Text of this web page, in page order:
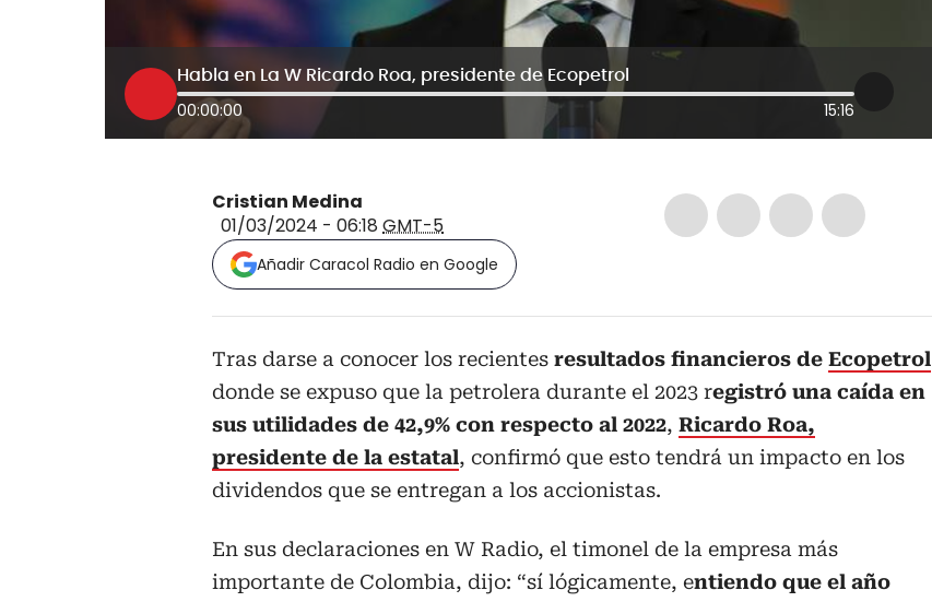
Habla en La W Ricardo Roa, presidente de Ecopetrol
00:00:00 15:16
Cristian Medina
01/03/2024 - 06:18 GMT-5
Añadir Caracol Radio en Google
Tras darse a conocer los recientes resultados financieros de Ecopetrol
donde se expuso que la petrolera durante el 2023 registró una caída en
sus utilidades de 42,9% con respecto al 2022, Ricardo Roa,
presidente de la estatal, confirmó que esto tendrá un impacto en los
dividendos que se entregan a los accionistas.
En sus declaraciones en W Radio, el timonel de la empresa más
importante de Colombia, dijo: “sí lógicamente, entiendo que el año